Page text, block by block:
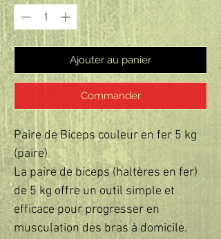
Ajouter au panier
Commander
Paire de Biceps couleur en fer 5 kg
(paire)
La paire de biceps (haltères en fer)
de 5 kg offre un outil simple et
efficace pour progresser en
musculation des bras à domicile.